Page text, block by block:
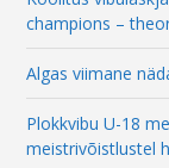
i
l
champions –
Algas viimane
Plokkvibu U-18
meistrivõistlustel